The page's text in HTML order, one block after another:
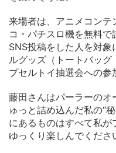
来場者は、アニメコンテ
コ・パチスロ機を無料
SNS投稿をした人を対
ルグッズ（トートバッ
プセルトイ抽選会への参
藤田さんはパーラーの
ゅっと詰め込んだ私の“
にあるものはすべて私
ゆっくり楽しんでくださ